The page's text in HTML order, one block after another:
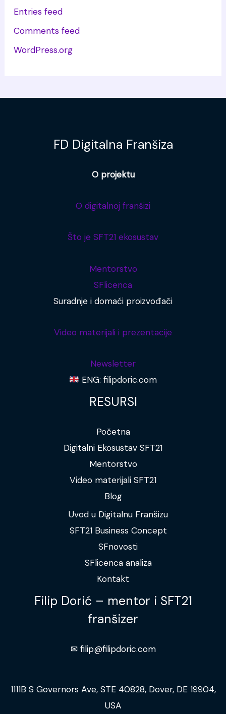
Entries feed
Comments feed
WordPress.org
FD Digitalna Franšiza
O projektu
O digitalnoj franšizi
Što je SFT21 ekosustav
Mentorstvo
SFlicenca
Suradnje i domaći proizvođači
Video materijali i prezentacije
Newsletter
ENG: filipdoric.com
RESURSI
Početna
Digitalni Ekosustav SFT21
Mentorstvo
Video materijali SFT21
Blog
Uvod u Digitalnu Franšizu
SFT21 Business Concept
SFnovosti
SFlicenca analiza
Kontakt
Filip Dorić – mentor i SFT21
franšizer
✉︎ filip@filipdoric.com
1111B S Governors Ave, STE 40828, Dover, DE 19904,
USA